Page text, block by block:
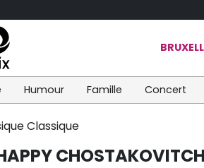
Humour Famille Concert
Classique
CHOSTAKOVITCH